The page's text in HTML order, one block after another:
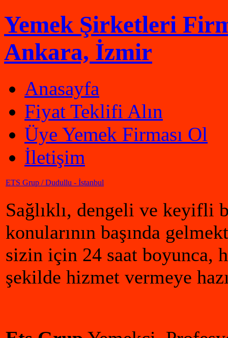
Yemek Şirketleri
Ankara, İzmir
Anasayfa
Fiyat Teklifi Alın
Üye Yemek Firması Ol
İletişim
ETS Grup / Dudullu - İstanbul
Sağlıklı, dengeli ve keyifli
konularının başında
sizin için 24 saat boyunca,
şekilde hizmet vermeye